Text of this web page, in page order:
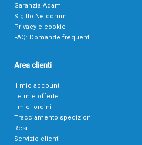
Garanzia Adam
Sigillo Netcomm
Privacy e cookie
FAQ: Domande frequenti
Area clienti
Il mio account
Le mie offerte
I miei ordini
Tracciamento spedizioni
Resi
Servizio clienti